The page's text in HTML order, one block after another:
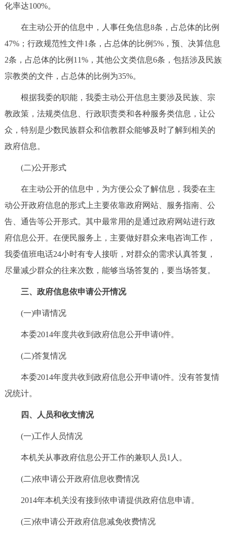
回到顶部
化率达100%。
在主动公开的信息中，人事任免信息8条，占总体的比例
47%；行政规范性文件1条，占总体的比例5%，预、决算信息
2条，占总体的比例11%，其他公文类信息6条，包括涉及民族
宗教类的文件，占总体的比例为35%。
根据我委的职能，我委主动公开信息主要涉及民族、宗
教政策，法规类信息、行政职责类和各种服务类信息，让公
众，特别是少数民族群众和信教群众能够及时了解到相关的
政府信息。
(二)公开形式
在主动公开的信息中，为方便公众了解信息，我委在主
动公开政府信息的形式上主要依靠政府网站、服务指南、公
告、通告等公开形式。其中最常用的是通过政府网站进行政
府信息公开。在便民服务上，主要做好群众来电咨询工作，
我委值班电话24小时有专人接听，对群众的需求认真答复，
尽量减少群众的往来次数，能够当场答复的，要当场答复。
三、政府信息依申请公开情况
(一)申请情况
本委2014年度共收到政府信息公开申请0件。
(二)答复情况
本委2014年度共收到政府信息公开申请0件。没有答复情
况统计。
四、人员和收支情况
(一)工作人员情况
本机关从事政府信息公开工作的兼职人员1人。
(二)依申请公开政府信息收费情况
2014年本机关没有接到依申请提供政府信息申请。
(三)依申请公开政府信息减免收费情况